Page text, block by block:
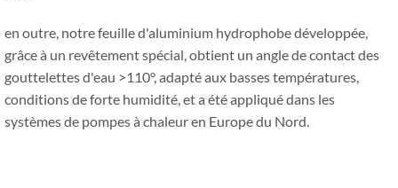
en outre, notre feuille d'aluminium hydrophobe développée,
grâce à un revêtement spécial, obtient un angle de contact des
gouttelettes d'eau >110°, adapté aux basses températures,
conditions de forte humidité, et a été appliqué dans les
systèmes de pompes à chaleur en Europe du Nord.